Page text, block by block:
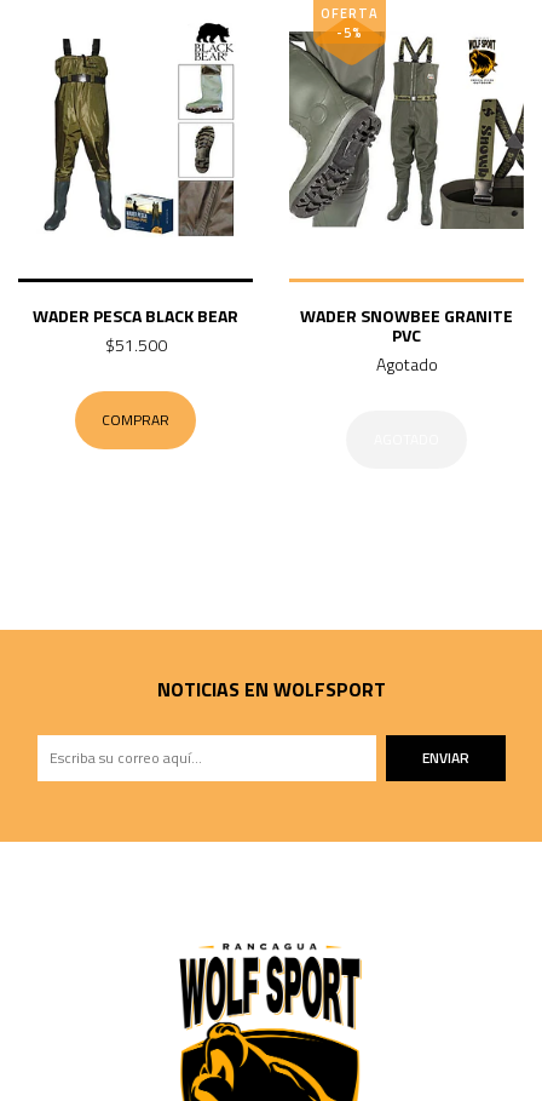
WADER PESCA BLACK BEAR
$51.500
COMPRAR
OFERTA
-5%
WADER SNOWBEE GRANITE
PVC
Agotado
NOTICIAS EN WOLFSPORT
ENVIAR